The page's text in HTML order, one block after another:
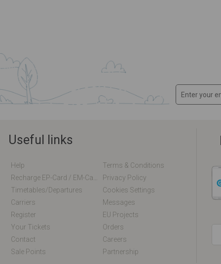
Useful links
Help
Terms & Conditions
Privacy Policy
Timetables/departures
Cookies Settings
Carriers
Messages
Register
EU Projects
Your Tickets
Orders
Contact
Careers
Sale Points
Partnership